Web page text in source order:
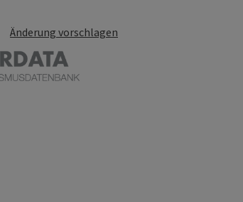
Änderung vorschlagen